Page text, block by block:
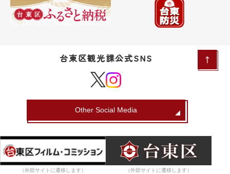
台東区観光課公式SNS
Other Social Media
（外部サイトに遷移します） （外部サイトに遷移します）